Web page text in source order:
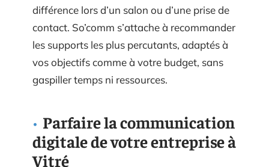
différence lors d’un salon ou d’une prise de
contact. So’comm s’attache à recommander
les supports les plus percutants, adaptés à
vos objectifs comme à votre budget, sans
gaspiller temps ni ressources.
Parfaire la communication
digitale de votre entreprise à
Vitré